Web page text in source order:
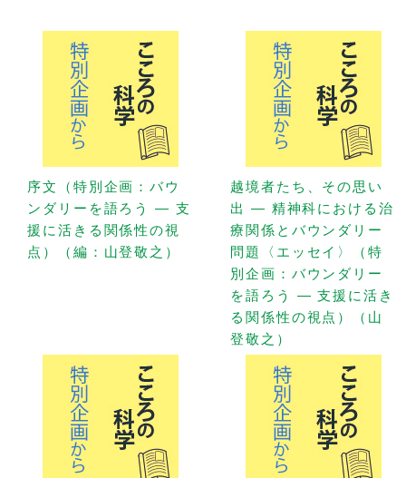
序文（特別企画：バウ
ンダリーを語ろう — 支
援に活きる関係性の視
点）（編：山登敬之）
越境者たち、その思い
出 — 精神科における治
療関係とバウンダリー
問題〈エッセイ〉（特
別企画：バウンダリー
を語ろう — 支援に活き
る関係性の視点）（山
登敬之）